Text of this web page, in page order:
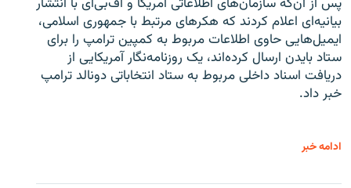
بیانیه‌ای اعلام کردند که هکرهای مرتبط با جمهوری اسلامی،
ایمیل‌هایی حاوی اطلاعات مربوط به کمپین ترامپ را برای
ستاد بایدن ارسال کرده‌اند، یک روزنامه‌نگار آمریکایی از
دریافت اسناد داخلی مربوط به ستاد انتخاباتی دونالد ترامپ
خبر داد.
ادامه خبر